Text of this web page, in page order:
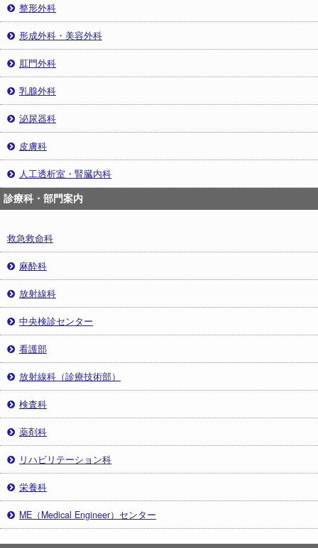
整形外科
形成外科・美容外科
肛門外科
乳腺外科
泌尿器科
皮膚科
人工透析室・腎臓内科
診療科・部門案内
救急救命科
麻酔科
放射線科
中央検診センター
看護部
放射線科（診療技術部）
検査科
薬剤科
リハビリテーション科
栄養科
ME（Medical Engineer）センター